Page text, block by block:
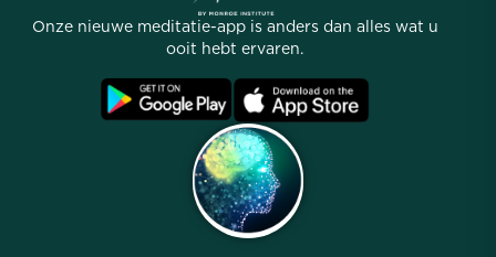
Veelgestelde vragen
Voorwaarden
Onze nieuwe meditatie-app is anders dan alles wat u
ooit hebt ervaren.